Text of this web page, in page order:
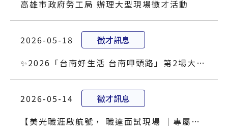
高雄市政府勞工局 辦理大型現場徵才活動
2026-05-18
徵才訊息
✨️2026「台南好生活 台南呷頭路」第2場大型就業博覽會✨️
2026-05-14
徵才訊息
【美光職涯啟航號， 職達面試現場 ｜專屬接駁 ×廠區現場面試｜一週內快速得知結果】(報名倒數中!!!